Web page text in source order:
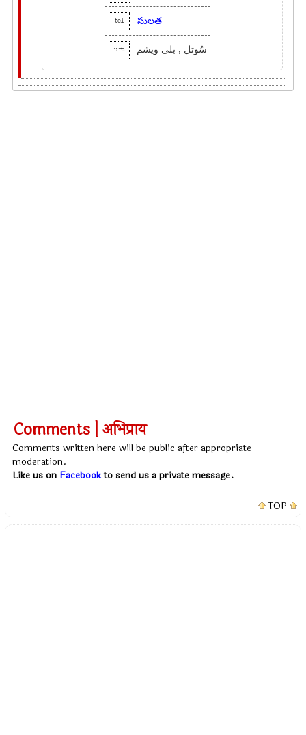
tel సులత
urd سُوتل , بلی ویشم
Comments | अभिप्राय
Comments written here will be public after appropriate
moderation.
Like us on Facebookto send us a private message.
TOP